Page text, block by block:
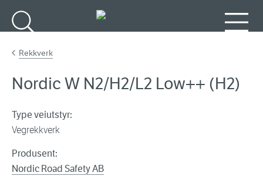
Rekkverk
Nordic W N2/H2/L2 Low++ (H2)
Type veiutstyr:
Vegrekkverk
Produsent:
Nordic Road Safety AB